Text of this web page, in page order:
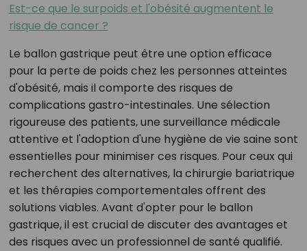
Est-ce que le surpoids et l'obésité augmentent le
risque de cancer ?
Le ballon gastrique peut être une option efficace
pour la perte de poids chez les personnes atteintes
d'obésité, mais il comporte des risques de
complications gastro-intestinales. Une sélection
rigoureuse des patients, une surveillance médicale
attentive et l'adoption d'une hygiène de vie saine sont
essentielles pour minimiser ces risques. Pour ceux qui
recherchent des alternatives, la chirurgie bariatrique
et les thérapies comportementales offrent des
solutions viables. Avant d'opter pour le ballon
gastrique, il est crucial de discuter des avantages et
des risques avec un professionnel de santé qualifié.